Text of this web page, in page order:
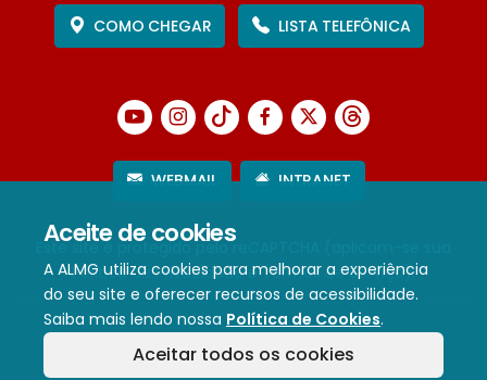
Aceite de cookies
A ALMG utiliza cookies para melhorar a experiência
do seu site e oferecer recursos de acessibilidade.
Saiba mais lendo nossa Política de Cookies.
Aceitar todos os cookies
COMO CHEGAR
LISTA TELEFÔNICA
WEBMAIL INTRANET
Este site é protegido pelo reCAPTCHA (aplicam-se sua
Política de PrivacidadeeTermos de Serviço).
Termos de Uso e Política de Privacidade
Política de cookies